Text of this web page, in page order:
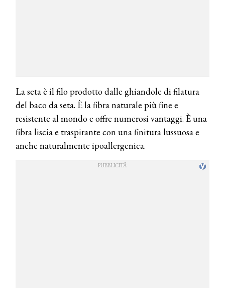
La seta è il filo prodotto dalle ghiandole di filatura
del baco da seta. È la fibra naturale più fine e
resistente al mondo e offre numerosi vantaggi. È una
fibra liscia e traspirante con una finitura lussuosa e
anche naturalmente ipoallergenica.